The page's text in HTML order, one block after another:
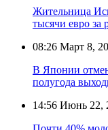
Жительница
тысячи евро за
08:26 Март 8,
В Японии
полугода
14:56 Июнь 22,